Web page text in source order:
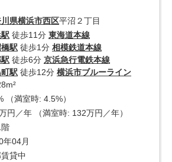
県横浜市西区平沼２丁目
徒歩11分 東海道本線
駅 徒歩1分 相模鉄道本線
徒歩6分 京浜急行電鉄本線
駅 徒歩12分 横浜市ブルーライン
（満室時: 4.5%）
円／年 （満室時: 132万円／年）
年04月
貸中